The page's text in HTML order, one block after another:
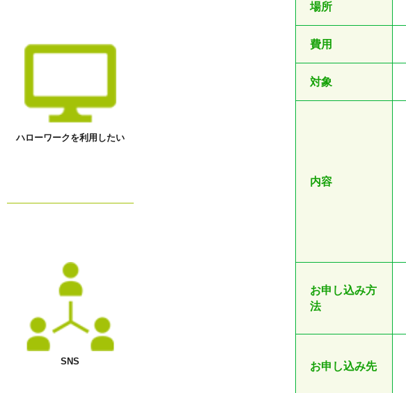
ハローワークを利用したい
SNS
場所
費用
対象
内容
お申し込み方
法
お申し込み先